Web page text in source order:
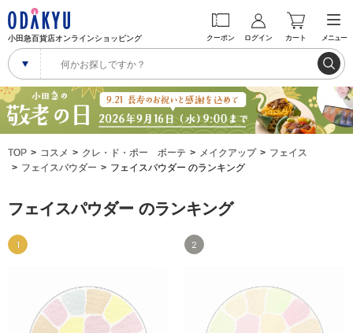
小田急百貨店オンラインショッピング クーポン ログイン カート メニュー
TOP コスメ クレ・ド・ポー ボーテ メイクアップ
フェイス
フェイスパウダー
フェイスパウダー のランキング
フェイスパウダー のランキング
1 2